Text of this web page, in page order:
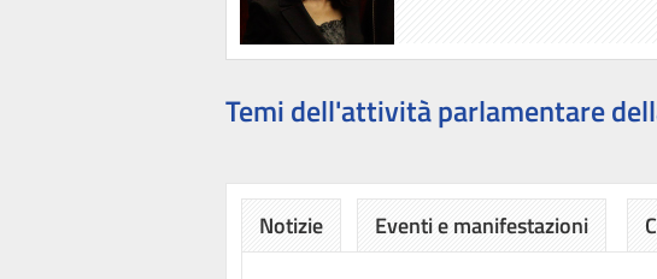
Temi dell'attività parlamentare
Notizie Eventi e manifestazioni